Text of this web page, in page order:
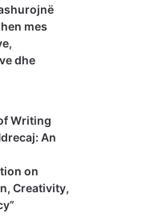
mes
dhe
Writing
An
on
Creativity,